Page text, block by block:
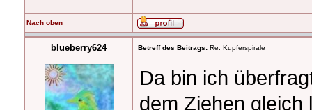
Nach oben
blueberry624 Betreff des Beitrags: Re: Kupferspirale
Da bin ich
dem Ziehen